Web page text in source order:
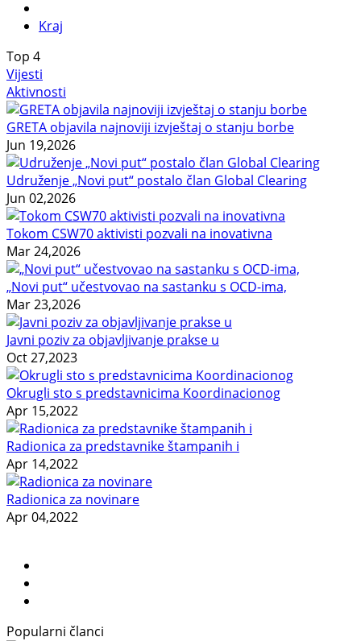
Kraj
Top 4
Vijesti
Aktivnosti
GRETA objavila najnoviji izvještaj o stanju borbe
Jun 19,2026
Udruženje „Novi put“ postalo član Global Clearing
Jun 02,2026
Tokom CSW70 aktivisti pozvali na inovativna
Mar 24,2026
„Novi put“ učestvovao na sastanku s OCD-ima,
Mar 23,2026
Javni poziv za objavljivanje prakse u
Oct 27,2023
Okrugli sto s predstavnicima Koordinacionog
Apr 15,2022
Radionica za predstavnike štampanih i
Apr 14,2022
Radionica za novinare
Apr 04,2022
Popularni članci